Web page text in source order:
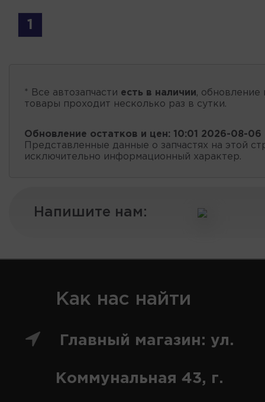
1
* Все автозапчасти есть в наличии, обновление
товары проходит несколько раз в сутки.
Обновление остатков и цен: 10:01 2026-08-06
Представленные данные о запчастях на этой
исключительно информационный характер.
Напишите нам:
Как нас найти
Главный магазин: ул.
Коммунальная 43, г.